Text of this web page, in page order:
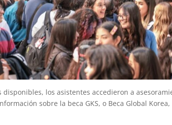
disponibles, los asistentes accedieron a
sobre la beca GKS, o Beca Global